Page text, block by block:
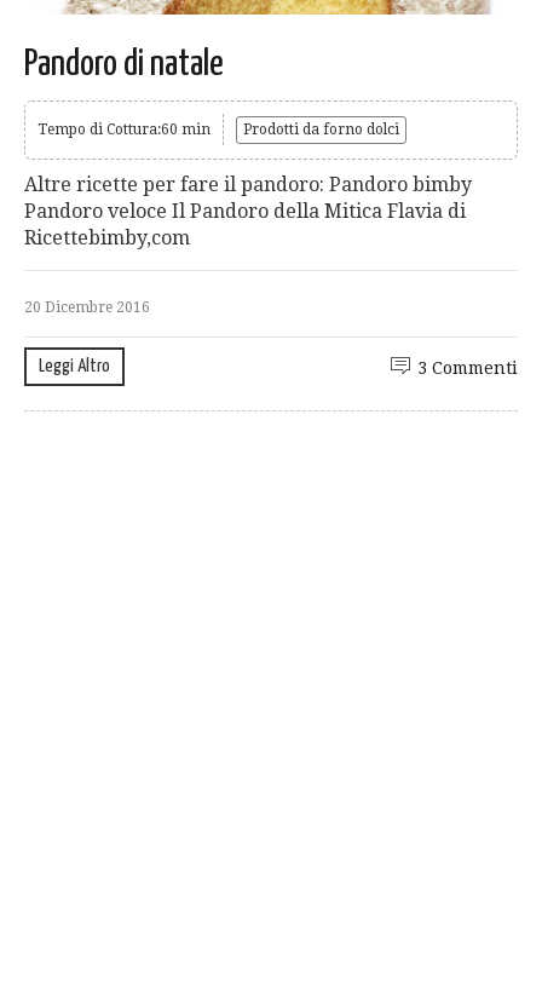
Pandoro di natale
Tempo di Cottura:60 min Prodotti da forno dolci
Altre ricette per fare il pandoro: Pandoro bimby
Pandoro veloce Il Pandoro della Mitica Flavia di
Ricettebimby,com
20 Dicembre 2016
Leggi Altro 3 Commenti